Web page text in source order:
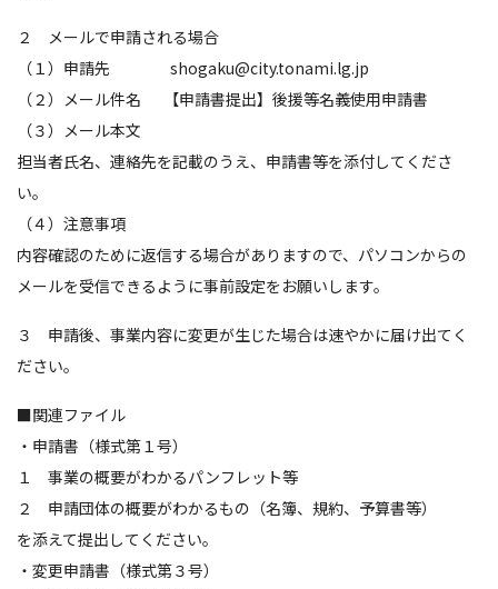
２ メールで申請される場合
（１）申請先 shogaku@city.tonami.lg.jp
（２）メール件名 【申請書提出】後援等名義使用申請書
（３）メール本文
担当者氏名、連絡先を記載のうえ、申請書等を添付してくださ
い。
（４）注意事項
内容確認のために返信する場合がありますので、パソコンからの
メールを受信できるように事前設定をお願いします。
３ 申請後、事業内容に変更が生じた場合は速やかに届け出てく
ださい。
■関連ファイル
・申請書（様式第１号）
１ 事業の概要がわかるパンフレット等
２ 申請団体の概要がわかるもの（名簿、規約、予算書等）
を添えて提出してください。
・変更申請書（様式第３号）